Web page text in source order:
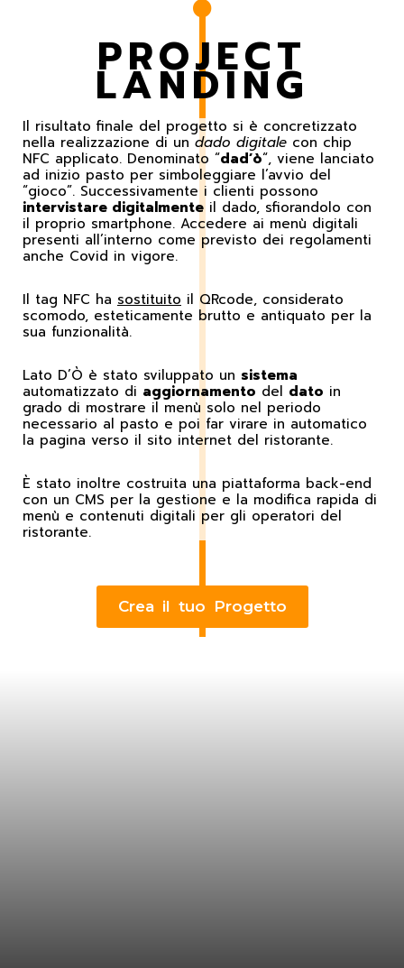
PROJECT
LANDING
Il risultato finale del progetto si è concretizzato
nella realizzazione di un dado digitale con chip
NFC applicato. Denominato “dad’ò“, viene lanciato
ad inizio pasto per simboleggiare l’avvio del
“gioco”. Successivamente i clienti possono
intervistare digitalmente il dado, sfiorandolo con
il proprio smartphone. Accedere ai menù digitali
presenti all’interno come previsto dei regolamenti
anche Covid in vigore.
Il tag NFC ha sostituito il QRcode, considerato
scomodo, esteticamente brutto e antiquato per la
sua funzionalità.
Lato D’Ò è stato sviluppato un sistema
automatizzato di aggiornamento del dato in
grado di mostrare il menù solo nel periodo
necessario al pasto e poi far virare in automatico
la pagina verso il sito internet del ristorante.
È stato inoltre costruita una piattaforma back-end
con un CMS per la gestione e la modifica rapida di
menù e contenuti digitali per gli operatori del
ristorante.
Crea il tuo Progetto